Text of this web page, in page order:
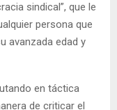
sindical”, que le
persona que
avanzada edad y
en táctica
de criticar el